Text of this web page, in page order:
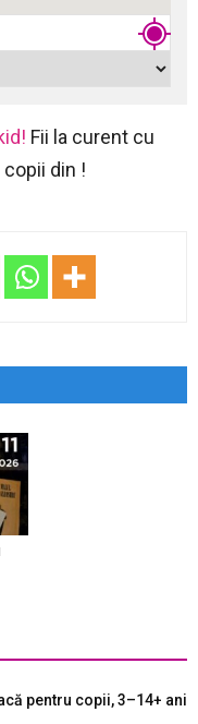
Fii la curent cu
din !
pentru copii, 3–14+ ani